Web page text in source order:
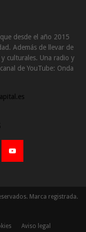
desde el año 2015
Además de llevar de
culturales. Una radio y
de YouTube: Onda
Marca registrada.
Aviso legal